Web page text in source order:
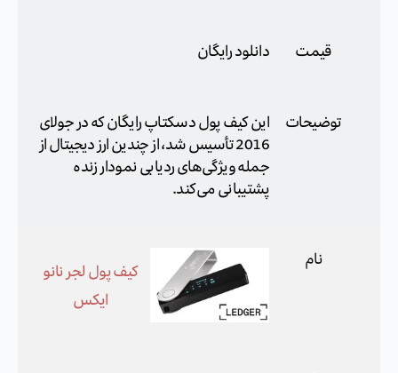
قیمت دانلود رایگان
توضیحات
این کیف پول دسکتاپ رایگان که در جولای
2016 تأسیس شد، از چندین ارز دیجیتال از
جمله ویژگی‌های ردیابی نمودار زنده
پشتیبانی می‌کند.
نام
کیف پول لجر نانو
ایکس